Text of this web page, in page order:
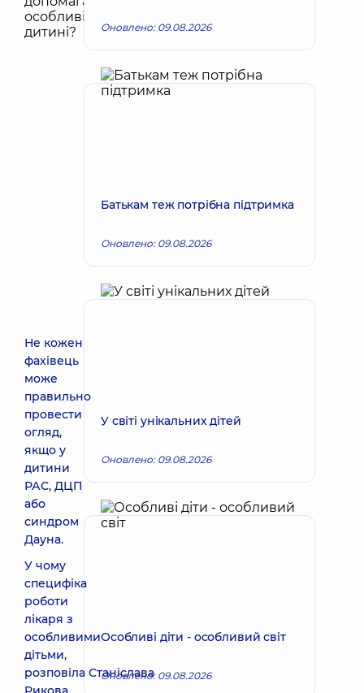
Не кожен
фахівець
може
правильно
провести
огляд,
якщо у
дитини
РАС, ДЦП
або
синдром
Дауна.
У чому
специфіка
роботи
лікаря з
особливими
дітьми,
розповіла Станіслава
Оновлено: 09.08.2026
Батькам теж потрібна підтримка
Оновлено: 09.08.2026
У світі унікальних дітей
Оновлено: 09.08.2026
Особливі діти - особливий світ
Оновлено: 09.08.2026